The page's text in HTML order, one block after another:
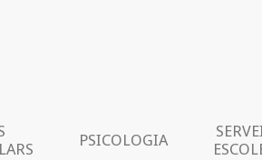
PSICOLOGIA